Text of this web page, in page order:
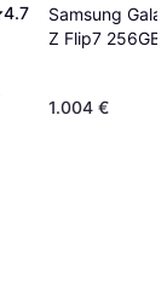
4.7
Samsung
Z Flip7 256GB
1.004 €